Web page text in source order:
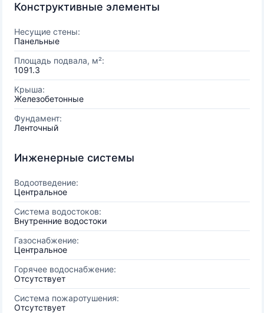
Конструктивные элементы
Несущие стены:
Панельные
Площадь подвала, м²:
1091.3
Крыша:
Железобетонные
Фундамент:
Ленточный
Инженерные системы
Водоотведение:
Центральное
Система водостоков:
Внутренние водостоки
Газоснабжение:
Центральное
Горячее водоснабжение:
Отсутствует
Система пожаротушения:
Отсутствует